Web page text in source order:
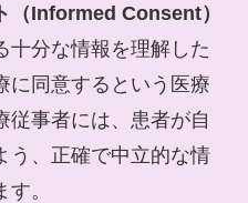
（Informed Consent）
十分な情報を理解した
に同意するという医療
従事者には、患者が自
う、正確で中立的な情
。